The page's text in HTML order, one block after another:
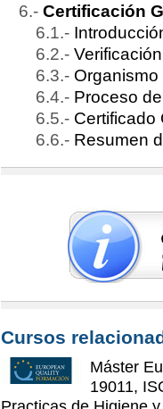
Certificación
Proceso
Certificado
Resumen
Cursos
Máster
19011,